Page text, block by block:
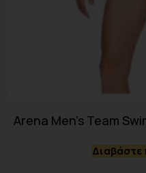
Arena Men’s Team
Διαβάστε